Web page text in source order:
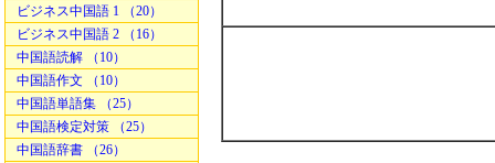
ビジネス中国語 1 （20）
ビジネス中国語 2 （16）
中国語読解 （10）
中国語作文 （10）
中国語単語集 （25）
中国語検定対策 （25）
中国語辞書 （26）